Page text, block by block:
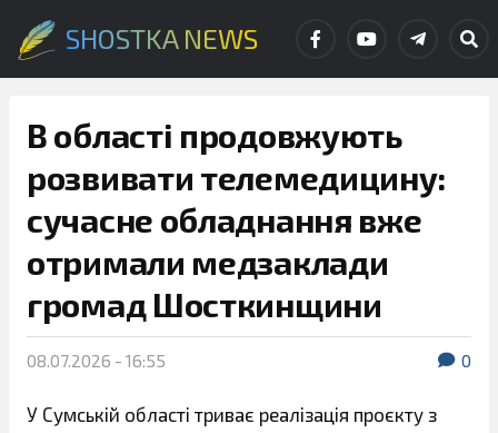
SHOSTKA NEWS
В області продовжують
розвивати телемедицину:
сучасне обладнання вже
отримали медзаклади
громад Шосткинщини
08.07.2026 - 16:55 0
У Сумській області триває реалізація проєкту з